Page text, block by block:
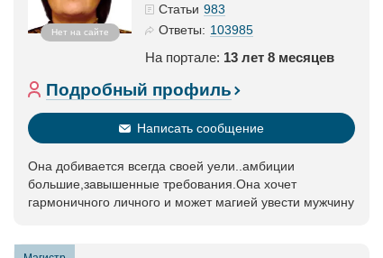
Нет на сайте
Статьи 983
Ответы: 103985
На портале: 13 лет 8 месяцев
Подробный профиль
Написать сообщение
Она добивается всегда своей уели..амбиции
большие,завышенные требования.Она хочет
гармоничного личного и может магией увести мужчину